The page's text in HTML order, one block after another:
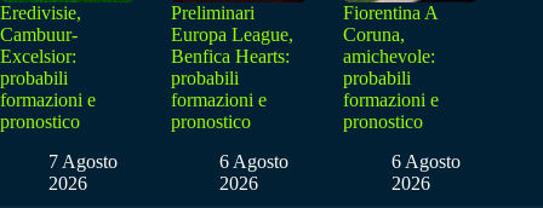
Eredivisie,
Cambuur-
Excelsior:
probabili
formazioni e
pronostico
7 Agosto
2026
Preliminari
Europa League,
Benfica Hearts:
probabili
formazioni e
pronostico
6 Agosto
2026
Fiorentina A
Coruna,
amichevole:
probabili
formazioni e
pronostico
6 Agosto
2026